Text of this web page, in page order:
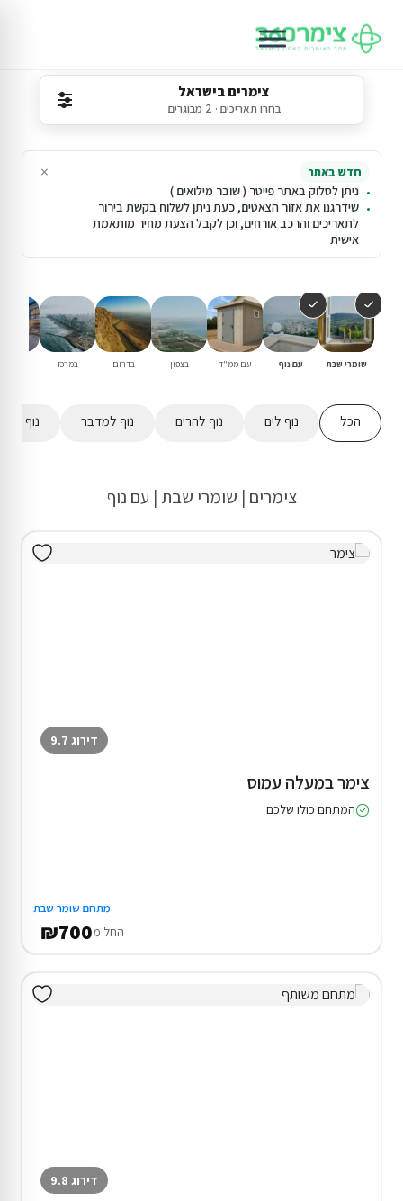
צימרים בישראל
בחרו תאריכים · 2 מבוגרים
חדש באתר
ניתן לסלוק באתר פייטר ( שובר מילואים )
שידרגנו את אזור הצאטים, כעת ניתן לשלוח בקשת בירור
לתאריכים והרכב אורחים, וכן לקבל הצעת מחיר מותאמת
אישית
×
שומרי שבת עם נוף עם ממ"ד בצפון בדרום במרכז
הכל נוף לים נוף להרים נוף למדבר נוף
צימרים | שומרי שבת | עם נוף
דירוג 9.7
צימר במעלה עמוס
המתחם כולו שלכם
מתחם שומר שבת
החל מ₪700
דירוג 9.8